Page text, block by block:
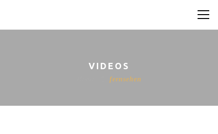
VIDEOS
fernsehen